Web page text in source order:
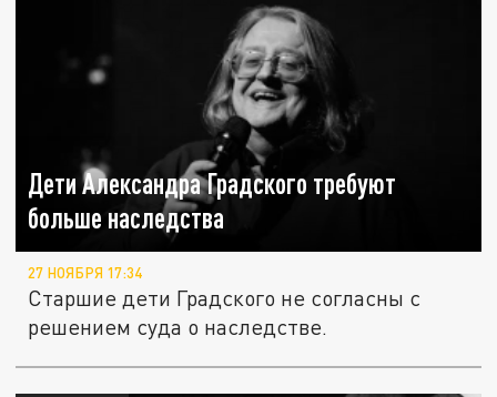
Дети Александра Градского требуют
больше наследства
27 НОЯБРЯ 17:34
Старшие дети Градского не согласны с
решением суда о наследстве.